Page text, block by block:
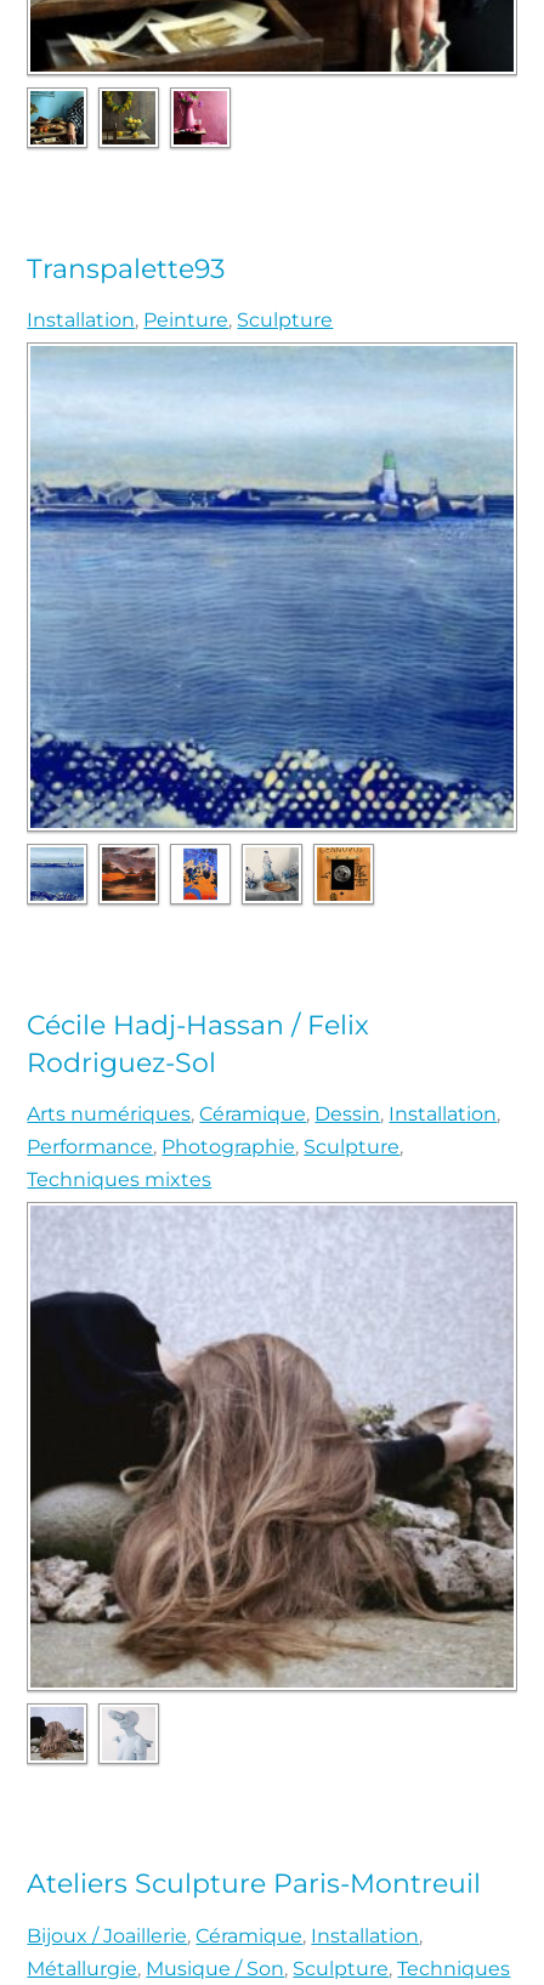
Transpalette93
Installation, Peinture, Sculpture
Cécile Hadj-Hassan / Felix
Rodriguez-Sol
Arts numériques,Céramique, Dessin, Installation,
Performance, Photographie, Sculpture,
Techniques mixtes
Ateliers Sculpture Paris-Montreuil
Bijoux / Joaillerie,Céramique, Installation,
Métallurgie, Musique / Son, Sculpture,Techniques